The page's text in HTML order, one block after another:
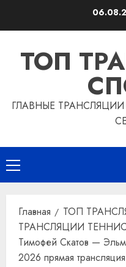
ТОП
ГЛАВНЫЕ
Основное
меню
Главная
ТОП
ТРАНСЛЯЦИИ
Тимофей Скатов —
2026 прямая